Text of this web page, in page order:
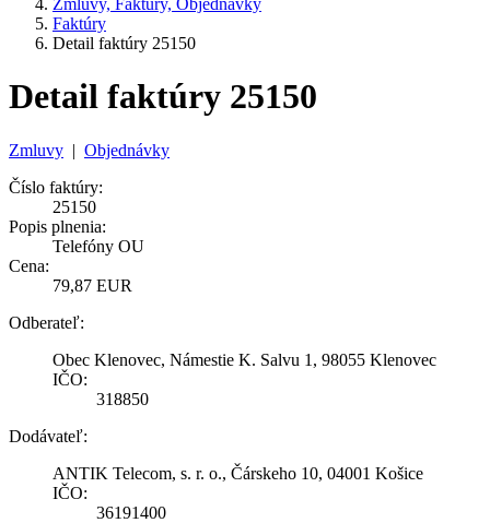
Zmluvy, Faktúry, Objednávky
Faktúry
Detail faktúry 25150
Detail faktúry 25150
Zmluvy | Objednávky
Číslo faktúry:
25150
Popis plnenia:
Telefóny OU
Cena:
79,87 EUR
Odberateľ:
Obec Klenovec, Námestie K. Salvu 1, 98055 Klenovec
IČO:
318850
Dodávateľ:
ANTIK Telecom, s. r. o., Čárskeho 10, 04001 Košice
IČO:
36191400